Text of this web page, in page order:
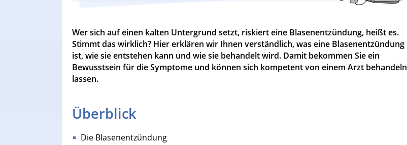
Wer sich auf einen kalten Untergrund setzt, riskiert eine Blasenentzündung, heißt es.
Stimmt das wirklich? Hier erklären wir Ihnen verständlich, was eine Blasenentzündung
ist, wie sie entstehen kann und wie sie behandelt wird. Damit bekommen Sie ein
Bewusstsein für die Symptome und können sich kompetent von einem Arzt behandeln
lassen.
Überblick
Die Blasenentzündung